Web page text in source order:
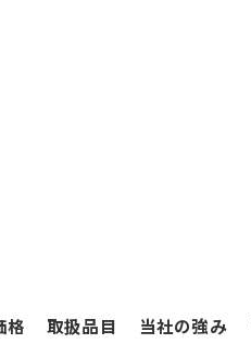
格 取扱品目 当社の強み